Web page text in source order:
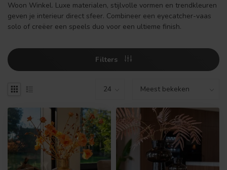
Woon Winkel. Luxe materialen, stijlvolle vormen en trendkleuren
geven je interieur direct sfeer. Combineer een eyecatcher-vaas
solo of creëer een speels duo voor een ultieme finish.
Filters